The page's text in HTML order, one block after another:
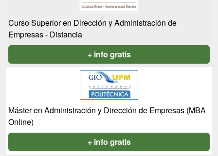
Curso Superior en Dirección y Administración de
Empresas - Distancia
+ info gratis
Máster en Administración y Dirección de Empresas (MBA
Online)
+ info gratis